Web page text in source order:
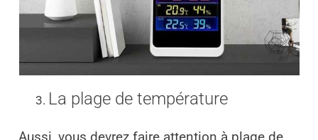
La plage de température